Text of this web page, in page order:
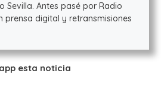
Sevilla. Antes pasé por Radio
prensa digital y retransmisiones
esta noticia